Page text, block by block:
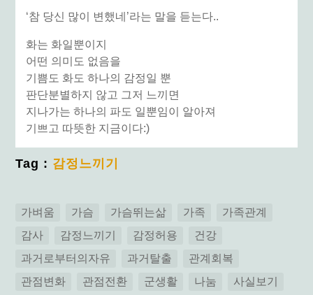
‘참 당신 많이 변했네’라는 말을 듣는다..
화는 화일뿐이지
어떤 의미도 없음을
기쁨도 화도 하나의 감정일 뿐
판단분별하지 않고 그저 느끼면
지나가는 하나의 파도 일뿐임이 알아져
기쁘고 따뜻한 지금이다:)
Tag : 감정느끼기
가벼움 가슴 가슴뛰는삶 가족
가족관계
감사
감정느끼기 감정허용
건강
과거로부터의자유
과거탈출
관계회복
관점변화
관점전환 군생활 나눔
사실보기